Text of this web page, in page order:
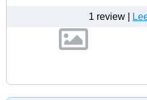
1 review |